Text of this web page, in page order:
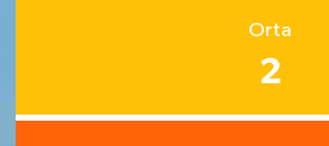
Orta
2